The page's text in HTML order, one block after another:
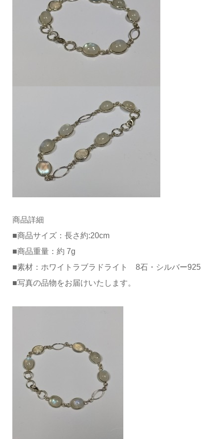
商品詳細
■商品サイズ：長さ約:20cm
■商品重量：約 7g
■素材：ホワイトラブラドライト 8石・シルバー925
■写真の品物をお届けいたします。